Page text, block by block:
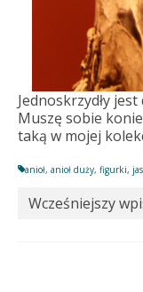
Jednoskrzydły
Muszę sobie
taką w mojej
anioł, anioł duży, figurki,
Wcześniejszy